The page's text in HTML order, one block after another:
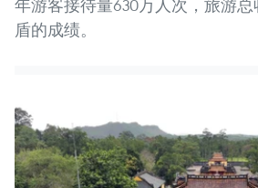
年游客接待量630万人次，旅游总
盾的成绩。